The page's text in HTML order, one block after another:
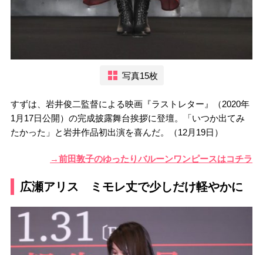
写真15枚
すずは、岩井俊二監督による映画『ラストレター』（2020年
1月17日公開）の完成披露舞台挨拶に登壇。「いつか出てみ
たかった」と岩井作品初出演を喜んだ。（12月19日）
→前田敦子のゆったりバルーンワンピースはコチラ
広瀬アリス ミモレ丈で少しだけ軽やかに